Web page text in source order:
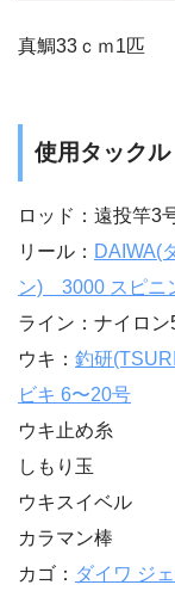
真鯛33ｃｍ1匹
使用タックル
ロッド：遠投竿3
リール： DAIWA(
ン) 3000 スピニ
ライン：ナイロン
ウキ： 釣研
ビキ 6〜20号
ウキ止め糸
しもり玉
ウキスイベル
カラマン棒
カゴ： ダイワ ジ